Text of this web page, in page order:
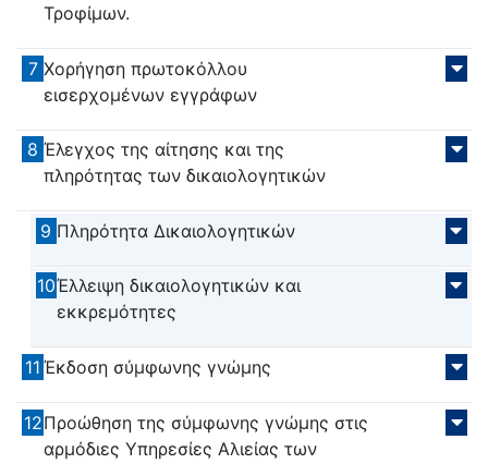
Τροφίμων.
7 Χορήγηση πρωτοκόλλου
εισερχομένων εγγράφων
8 Έλεγχος της αίτησης και της
πληρότητας των δικαιολογητικών
9 Πληρότητα Δικαιολογητικών
10Έλλειψη δικαιολογητικών και
εκκρεμότητες
11 Έκδοση σύμφωνης γνώμης
12Προώθηση της σύμφωνης γνώμης στις
αρμόδιες Υπηρεσίες Αλιείας των